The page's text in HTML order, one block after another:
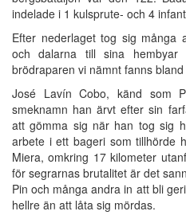
indelade i 1 kulsprute- och 4
Efter nederlaget tog sig många
och dalarna till sina
brödraparen vi nämnt fanns
José Lavín Cobo, känd som
smeknamn han ärvt efter sin
att gömma sig när han tog sig
arbete i ett bageri som tillhörde
Miera, omkring 17 kilometer
för segrarnas brutalitet är det
Pin och många andra in att bli
hellre än att låta sig mördas.